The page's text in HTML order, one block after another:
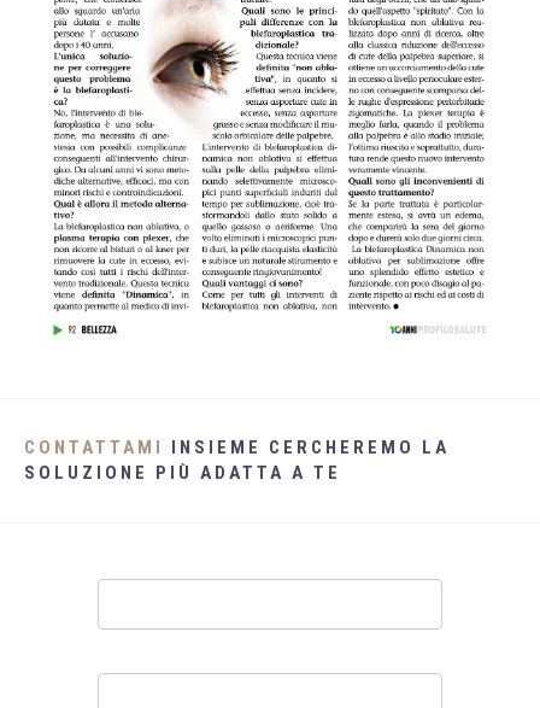
CONTATTAMI
INSIEME CERCHEREMO LA
SOLUZIONE PIÙ ADATTA A TE
Contatti